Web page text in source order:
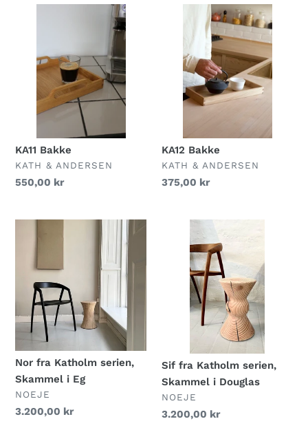
KA11 Bakke
FORHANDLER
KATH & ANDERSEN
Normalpris
550,00 kr
KA12 Bakke
FORHANDLER
KATH & ANDERSEN
Normalpris
375,00 kr
serien,
Skammel
Eg
Nor fra Katholm serien,
Skammel i Eg
FORHANDLER
NOEJE
Normalpris
3.200,00 kr
Katholm
serien,
Skammel
Douglas
Sif fra Katholm serien,
Skammel i Douglas
FORHANDLER
NOEJE
Normalpris
3.200,00 kr